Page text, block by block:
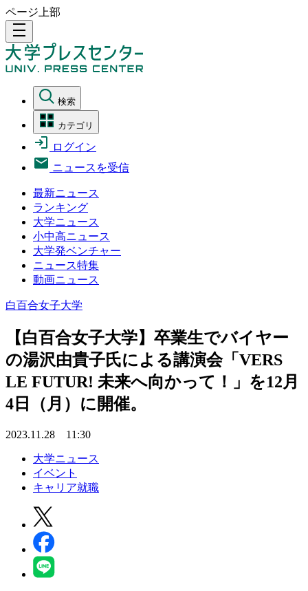
ページ上部
density_medium
検索
カテゴリ
ログイン
ニュースを受信
最新ニュース
ランキング
大学ニュース
小中高ニュース
大学発ベンチャー
ニュース特集
動画ニュース
白百合女子大学
【白百合女子大学】卒業生でバイヤー
の湯沢由貴子氏による講演会「VERS
LE FUTUR! 未来へ向かって！」を12月
4日（月）に開催。
2023.11.28 11:30
大学ニュース
イベント
キャリア就職